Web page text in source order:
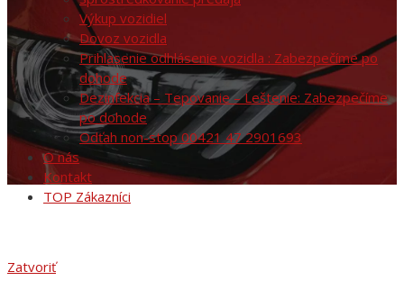
Výkup vozidiel
Dovoz vozidla
Prihlasenie odhlásenie vozidla : Zabezpečíme po
dohode
Dezinfekcia – Tepovanie – Leštenie: Zabezpečíme
po dohode
Odťah non-stop 00421 47 2901693
O nás
Kontakt
TOP Zákazníci
Zatvoriť